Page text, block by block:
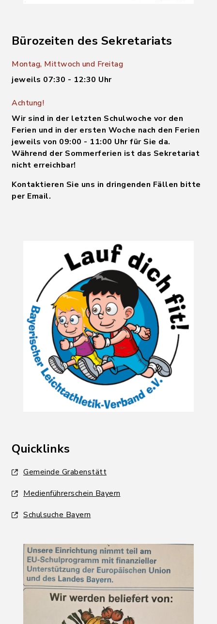
Bürozeiten des Sekretariats
Montag, Mittwoch und Freitag
jeweils 07:30 - 12:30 Uhr
Achtung!
Wir sind in der letzten Schulwoche vor den
Ferien und in der ersten Woche nach den Ferien
jeweils von 09:00 - 11:00 Uhr für Sie da.
Während der Sommerferien ist das Sekretariat
nicht erreichbar!
Kontaktieren Sie uns in dringenden Fällen bitte
per Email.
Quicklinks
Gemeinde Grabenstätt
Medienführerschein Bayern
Schulsuche Bayern